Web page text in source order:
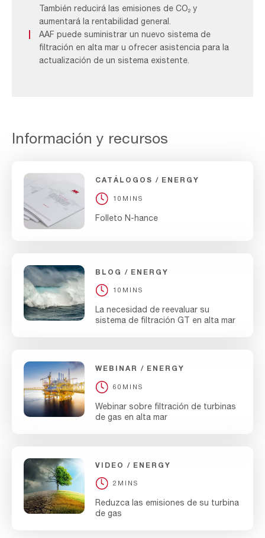
También reducirá las emisiones de CO₂ y
aumentará la rentabilidad general.
AAF puede suministrar un nuevo sistema de
filtración en alta mar u ofrecer asistencia para la
actualización de un sistema existente.
Información y recursos
CATÁLOGOS ENERGY
10MINS
Folleto N-hance
BLOG ENERGY
10MINS
La necesidad de reevaluar su
sistema de filtración GT en alta mar
WEBINAR ENERGY
60MINS
Webinar sobre filtración de turbinas
de gas en alta mar
VIDEO ENERGY
2MINS
Reduzca las emisiones de su turbina
de gas